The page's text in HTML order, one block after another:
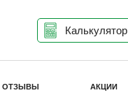
Калькулятор
ОТЗЫВЫ АКЦИИ